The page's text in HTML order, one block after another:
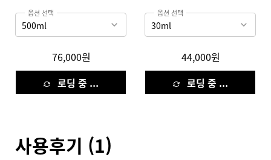
옵션 선택
76,000원
로딩 중 ...
옵션 선택
44,000원
로딩 중 ...
사용후기 (1)